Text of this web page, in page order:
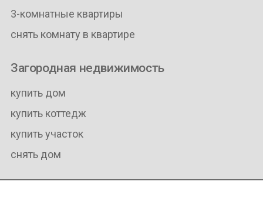
3-комнатные квартиры
снять комнату в квартире
Загородная недвижимость
купить дом
купить коттедж
купить участок
снять дом